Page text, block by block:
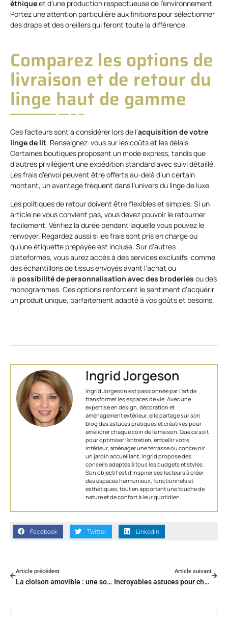
éthiqueet d’une production respectueuse de l’environnement.
Portez une attention particulière aux finitions pour sélectionner
des draps et des oreillers qui feront toute la différence.
Comparez les options de
livraison et de retour du
linge haut de gamme
Ces facteurs sont à considérer lors de l’acquisition de votre
linge de lit. Renseignez-vous sur les coûts et les délais.
Certaines boutiques proposent un mode express, tandis que
d’autres privilégient une expédition standard avec suivi détaillé.
Les frais d’envoi peuvent être offerts au-delà d’un certain
montant, un avantage fréquent dans l’univers du linge de luxe.
Les politiques de retour doivent être flexibles et simples. Si un
article ne vous convient pas, vous devez pouvoir le retourner
facilement. Vérifiez la durée pendant laquelle vous pouvez le
renvoyer. Regardez aussi si les frais sont pris en charge ou
qu’une étiquette prépayée est incluse. Sur d’autres
plateformes, vous aurez accès à des services exclusifs, comme
des échantillons de tissus envoyés avant l’achat ou
la possibilité de personnalisation avec des broderies ou des
monogrammes. Ces options renforcent le sentiment d’acquérir
un produit unique, parfaitement adapté à vos goûts et besoins.
Ingrid Jorgeson
Ingrid Jorgeson est passionnée par l'art de
transformer les espaces de vie. Avec une
expertise en design, décoration et
aménagement extérieur, elle partage sur son
blog des astuces pratiques et créatives pour
améliorer chaque coin de la maison. Que ce soit
pour optimiser l’entretien, embellir votre
intérieur, aménager une terrasse ou concevoir
un jardin accueillant, Ingrid propose des
conseils adaptés à tous les budgets et styles.
Son objectif est d'inspirer ses lecteurs à créer
des espaces harmonieux, fonctionnels et
esthétiques, tout en apportant une touche de
nature et de confort à leur quotidien.
Facebook Twitter LinkedIn
Article précédent
La cloison amovible : une solution qui réinvente l’espace chez vous !
Article suivant
Incroyables astuces pour choisir le mobilier qui transformera votre maison